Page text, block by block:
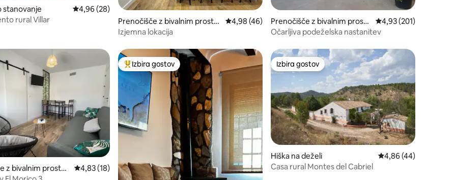
od 5, št. mnenj: 8
stanovanje Povprečna ocena: 4,96 od 5, št. mnenj: 28
4,96 (28)
rural Villar
Prenočišče z bivalnim prostor
om
Povprečna ocena: 4,98 od 5, št. mnenj: 46
4,98 (46)
Izjemna lokacija
Prenočišče z bivalnim prosto
rom
Povprečna ocena:
4,93 (201)
Očarljiva podeželska nastanitev
od 5, št. mnenj: 4
z bivalnim prostor
Povprečna ocena: 4,83 od 5, št. mnenj: 18
4,83 (18)
Najbolj priljubljena prenočišča z značko »Izbira gostov«
Izbira gostov Izbira gostov
Izbira gostov
Hiška na deželi Povprečna ocena:
4,86 (44)
Casa rural Montes del Cabriel